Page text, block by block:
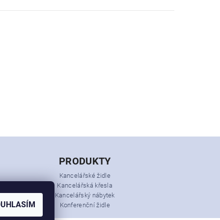
PRODUKTY
Kancelářské židle
Kancelářská křesla
Kancelářský nábytek
Konferenční židle